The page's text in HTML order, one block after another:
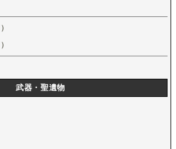
武器・聖遺物